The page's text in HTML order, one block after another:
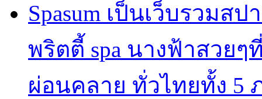
Spasum เป็นเว็บรวม
พริตตี้ spa นางฟ้าสวย
ผ่อนคลาย ทั่วไทยทั้ง 5